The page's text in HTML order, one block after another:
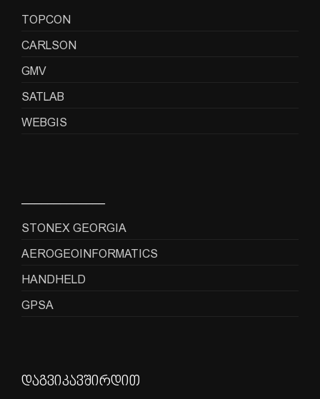
TOPCON
CARLSON
GMV
SATLAB
WEBGIS
_____________
STONEX GEORGIA
AEROGEOINFORMATICS
HANDHELD
GPSA
დაგვიკავშირდით